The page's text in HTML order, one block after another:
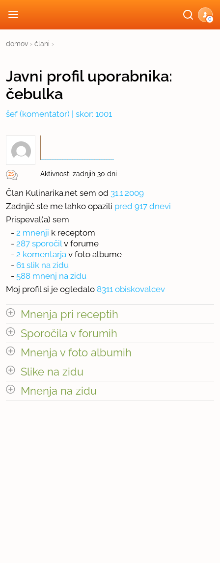
G
domov › člani ›
Javni profiluporabnika:
čebulka
šef (komentator) | skor: 1001
Aktivnosti zadnjih 30 dni
Član Kulinarika.net sem od 31.1.2009
Zadnjič ste me lahko opazili pred 917 dnevi
Prispeval(a) sem
- 2 mnenji k receptom
- 287 sporočil v forume
- 2 komentarja v foto albume
- 61 slik na zidu
- 588 mnenj na zidu
Moj profil si je ogledalo 8311 obiskovalcev
Mnenja pri receptih
odpri vse
Število mnenj pri receptih: 2
Sporočila v forumih
odpri vse
« prejšnja 29
Mnenja v foto albumih
odpri vse
Število mnenj v foto albumih: 2
Slike na zidu
Mnenja na zidu